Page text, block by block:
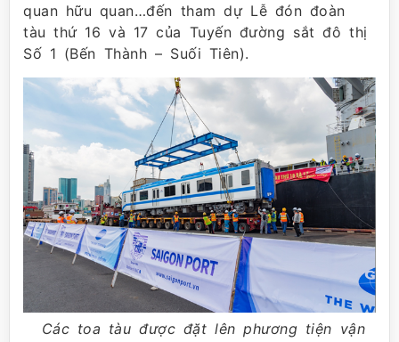
quan hữu quan…đến tham dự Lễ đón đoàn
tàu thứ 16 và 17 của Tuyến đường sắt đô thị
Số 1 (Bến Thành – Suối Tiên).
Các toa tàu được đặt lên phương tiện vận